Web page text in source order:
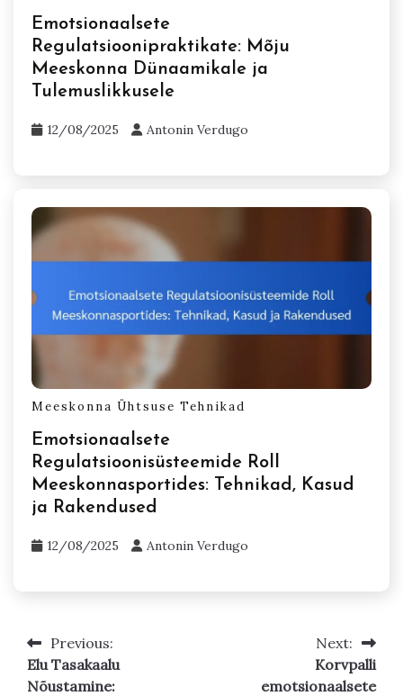
Emotsionaalsete
Regulatsioonipraktikate: Mõju
Meeskonna Dünaamikale ja
Tulemuslikkusele
12/08/2025 Antonin Verdugo
Meeskonna Ühtsuse Tehnikad
Emotsionaalsete
Regulatsioonisüsteemide Roll
Meeskonnasportides: Tehnikad, Kasud
ja Rakendused
12/08/2025 Antonin Verdugo
Post
navigation
Previous:
Elu Tasakaalu
Nõustamine:
Next:
Korvpalli
emotsionaalsete